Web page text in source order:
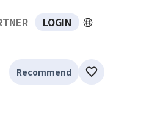
LOGIN
Recommend